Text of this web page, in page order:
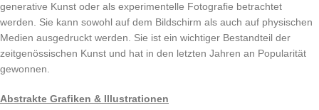
generative Kunst oder als experimentelle Fotografie betrachtet
werden. Sie kann sowohl auf dem Bildschirm als auch auf physischen
Medien ausgedruckt werden. Sie ist ein wichtiger Bestandteil der
zeitgenössischen Kunst und hat in den letzten Jahren an Popularität
gewonnen.
Abstrakte Grafiken & Illustrationen